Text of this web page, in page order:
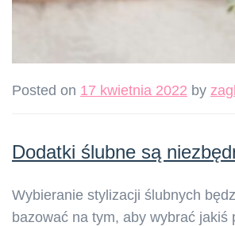
Posted on 17 kwietnia 2022 by
Dodatki ślubne są
Wybieranie stylizacji ślubnych
bazować na tym, aby wybrać jakiś